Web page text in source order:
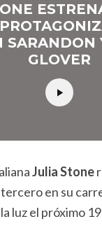
SARANDON
GLOVER
Julia Stone
en su
la luz el próximo